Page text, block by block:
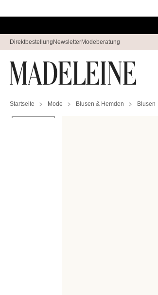
Direktbestellung NewsletterModeberatung
Startseite Mode Blusen & Hemden Blusen